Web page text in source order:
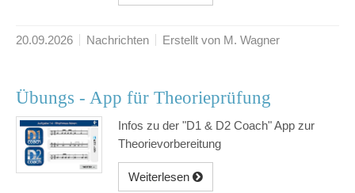
20.09.2026 Nachrichten Erstellt von M. Wagner
Übungs - App für Theorieprüfung
Infos zu der "D1 & D2 Coach" App zur
Theorievorbereitung
Weiterlesen